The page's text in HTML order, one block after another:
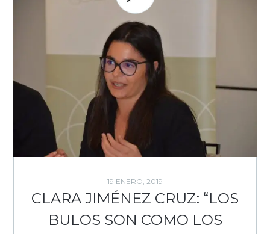
BY: EVOCA - IN:
ESTRATEGIA ESTUDIOS,INTERNET
MODELOS NEGOCIO PERIODISMO
SUSCRIPCIONES,TENDENCIAS,TRANSFORMACIÓN DIGITAL
COMMENT
19 ENERO, 2019
CLARA JIMÉNEZ CRUZ: “LOS
BULOS SON COMO LOS